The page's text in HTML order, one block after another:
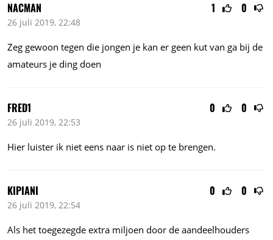
1 0
NACMAN
26 juli 2019, 22:48
Zeg gewoon tegen die jongen je kan er geen kut van ga bij de
amateurs je ding doen
0 0
FRED1
26 juli 2019, 22:53
Hier luister ik niet eens naar is niet op te brengen.
0 0
KIPIANI
26 juli 2019, 22:54
Als het toegezegde extra miljoen door de aandeelhouders